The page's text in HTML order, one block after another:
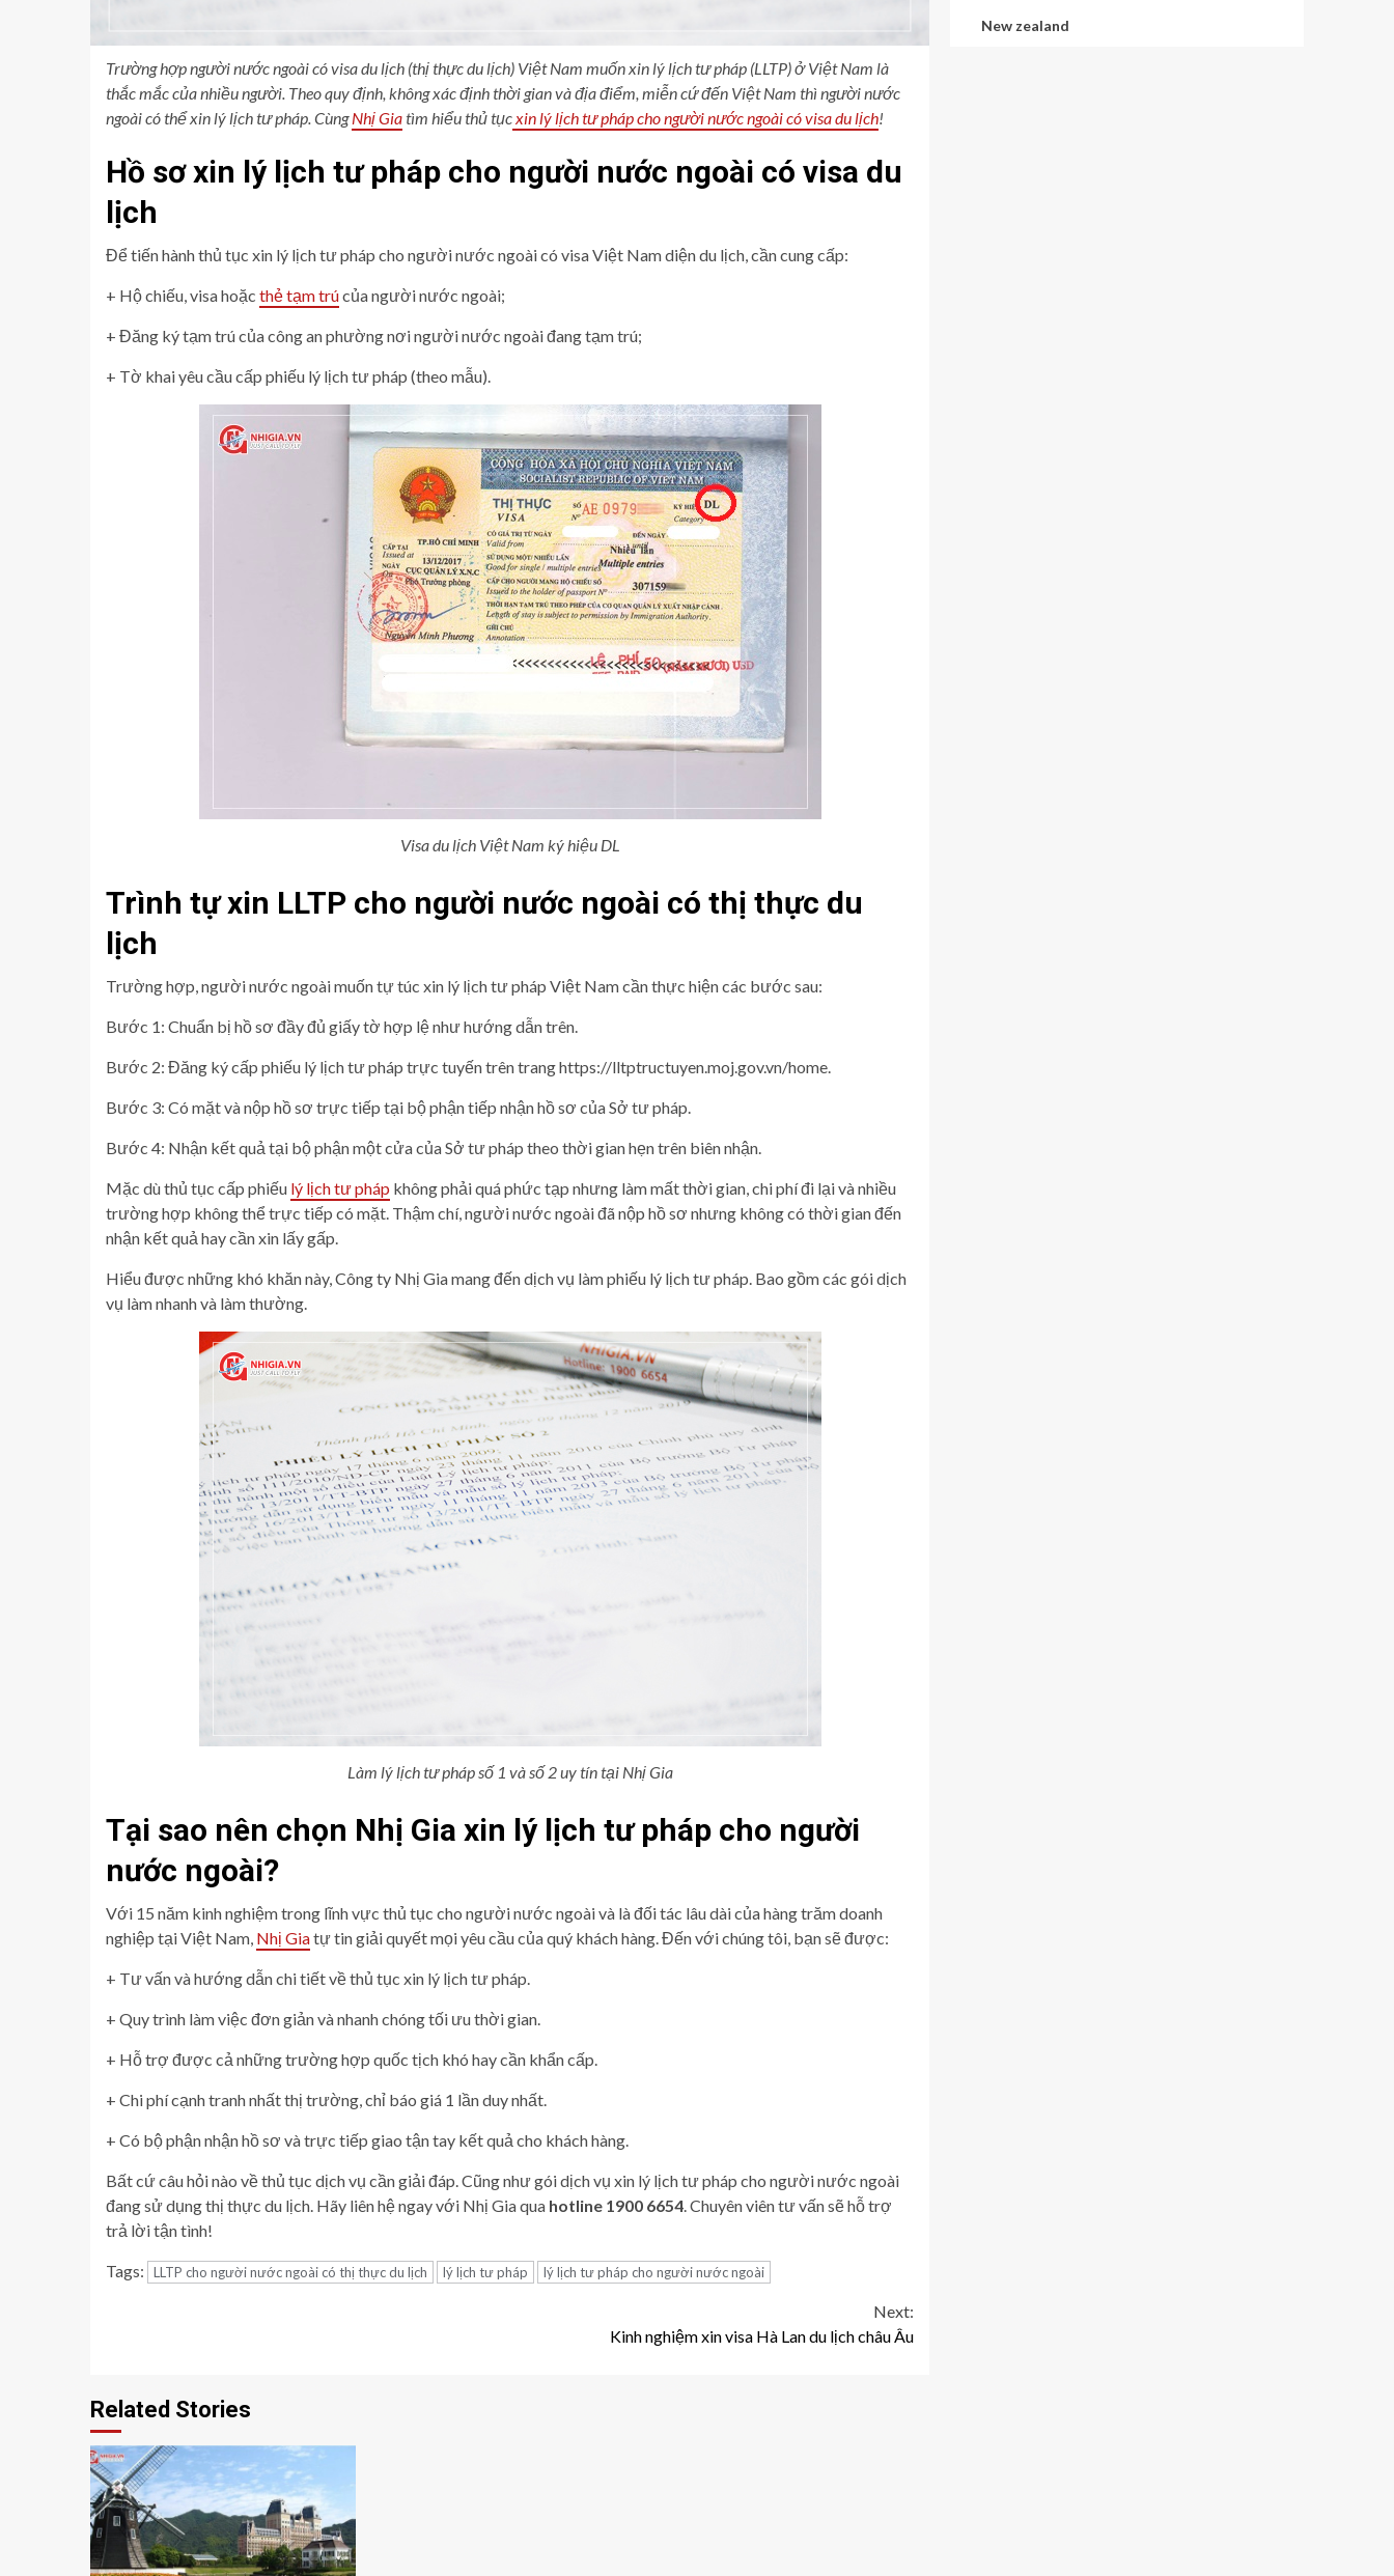
Trường hợp người nước ngoài có visa du lịch (thị thực du lịch) Việt Nam muốn xin lý lịch tư pháp (LLTP) ở Việt Nam là
thắc mắc của nhiều người. Theo quy định, không xác định thời gian và địa điểm, miễn cứ đến Việt Nam thì người nước
ngoài có thể xin lý lịch tư pháp. CùngNhị Giatìm hiểu thủ tụcxin lý lịch tư pháp cho người nước ngoài có visa du lịch!
Hồ sơ xin lý lịch tư pháp cho người nước ngoài có visa du
lịch
Để tiến hành thủ tục xin lý lịch tư pháp cho người nước ngoài có visa Việt Nam diện du lịch, cần cung cấp:
+ Hộ chiếu, visa hoặc thẻ tạm trúcủa người nước ngoài;
+ Đăng ký tạm trú của công an phường nơi người nước ngoài đang tạm trú;
+ Tờ khai yêu cầu cấp phiếu lý lịch tư pháp (theo mẫu).
Visa du lịch Việt Nam ký hiệu DL
Trình tự xin LLTP cho người nước ngoài có thị thực du
lịch
Trường hợp, người nước ngoài muốn tự túc xin lý lịch tư pháp Việt Nam cần thực hiện các bước sau:
Bước 1: Chuẩn bị hồ sơ đầy đủ giấy tờ hợp lệ như hướng dẫn trên.
Bước 2: Đăng ký cấp phiếu lý lịch tư pháp trực tuyến trên trang https://lltptructuyen.moj.gov.vn/home.
Bước 3: Có mặt và nộp hồ sơ trực tiếp tại bộ phận tiếp nhận hồ sơ của Sở tư pháp.
Bước 4: Nhận kết quả tại bộ phận một cửa của Sở tư pháp theo thời gian hẹn trên biên nhận.
Mặc dù thủ tục cấp phiếu lý lịch tư pháp không phải quá phức tạp nhưng làm mất thời gian, chi phí đi lại và nhiều
trường hợp không thể trực tiếp có mặt. Thậm chí, người nước ngoài đã nộp hồ sơ nhưng không có thời gian đến
nhận kết quả hay cần xin lấy gấp.
Hiểu được những khó khăn này, Công ty Nhị Gia mang đến dịch vụ làm phiếu lý lịch tư pháp. Bao gồm các gói dịch
vụ làm nhanh và làm thường.
Làm lý lịch tư pháp số 1 và số 2 uy tín tại Nhị Gia
Tại sao nên chọn Nhị Gia xin lý lịch tư pháp cho người
nước ngoài?
Với 15 năm kinh nghiệm trong lĩnh vực thủ tục cho người nước ngoài và là đối tác lâu dài của hàng trăm doanh
nghiệp tại Việt Nam, Nhị Giatự tin giải quyết mọi yêu cầu của quý khách hàng. Đến với chúng tôi, bạn sẽ được:
+ Tư vấn và hướng dẫn chi tiết về thủ tục xin lý lịch tư pháp.
+ Quy trình làm việc đơn giản và nhanh chóng tối ưu thời gian.
+ Hỗ trợ được cả những trường hợp quốc tịch khó hay cần khẩn cấp.
+ Chi phí cạnh tranh nhất thị trường, chỉ báo giá 1 lần duy nhất.
+ Có bộ phận nhận hồ sơ và trực tiếp giao tận tay kết quả cho khách hàng.
Bất cứ câu hỏi nào về thủ tục dịch vụ cần giải đáp. Cũng như gói dịch vụ xin lý lịch tư pháp cho người nước ngoài
đang sử dụng thị thực du lịch. Hãy liên hệ ngay với Nhị Gia qua hotline 1900 6654. Chuyên viên tư vấn sẽ hỗ trợ
trả lời tận tình!
Tags: LLTP cho người nước ngoài có thị thực du lịch lý lịch tư pháp lý lịch tư pháp cho người nước ngoài
Next:
Kinh nghiệm xin visa Hà Lan du lịch châu Âu
Related Stories
New zealand